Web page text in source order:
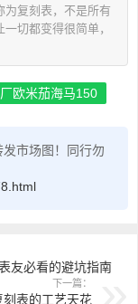
为复刻表，不是所有
切都变得很简单，
欧米茄海马150
市场图！同行勿
友必看的避坑指南
下一篇：
表的工艺天花